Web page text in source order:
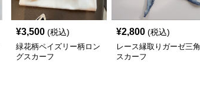
¥3,500 (税込)
緑花柄ペイズリー柄ロン
グスカーフ
¥2,800 (税込)
レース縁取りガーゼ三角
スカーフ